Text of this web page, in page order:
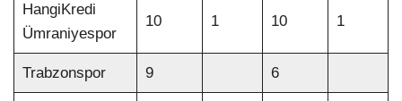
HangiKredi
Ümraniyespor
10 1 10 1
Trabzonspor 9 6